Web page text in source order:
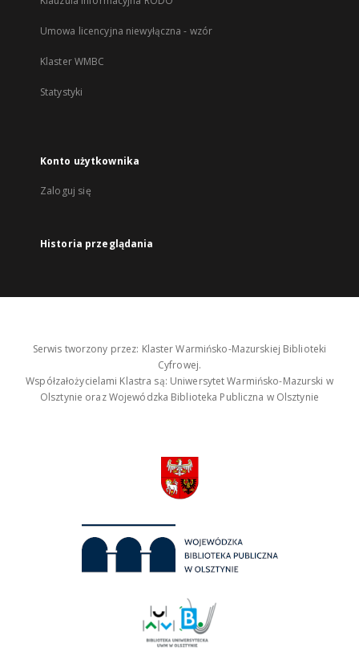
Umowa licencyjna niewyłączna - wzór
Klaster WMBC
Statystyki
Konto użytkownika
Zaloguj się
Historia przeglądania
Serwis tworzony przez: Klaster Warmińsko-Mazurskiej Biblioteki
Cyfrowej.
Współzałożycielami Klastra są: Uniwersytet Warmińsko-Mazurski w
Olsztynie oraz Wojewódzka Biblioteka Publiczna w Olsztynie